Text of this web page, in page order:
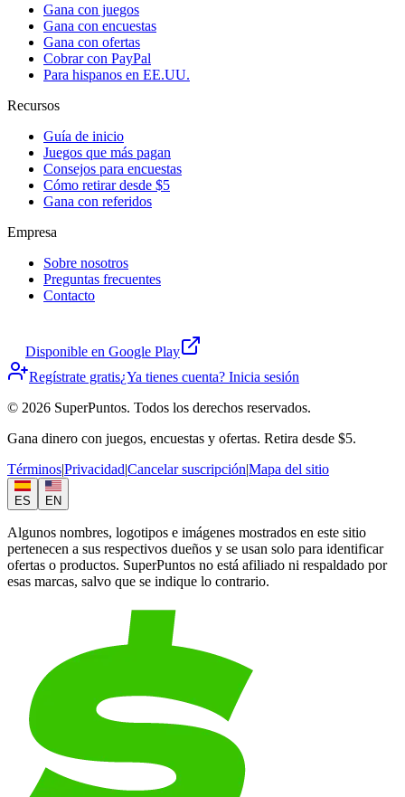
Gana con juegos
Gana con encuestas
Gana con ofertas
Cobrar con PayPal
Para hispanos en EE.UU.
Recursos
Guía de inicio
Juegos que más pagan
Consejos para encuestas
Cómo retirar desde $5
Gana con referidos
Empresa
Sobre nosotros
Preguntas frecuentes
Contacto
Disponible en Google Play
Regístrate gratis¿Ya tienes cuenta? Inicia sesión
© 2026 SuperPuntos. Todos los derechos reservados.
Gana dinero con juegos, encuestas y ofertas. Retira desde $5.
Términos|Privacidad|Cancelar suscripción|Mapa del sitio
ES EN
Algunos nombres, logotipos e imágenes mostrados en este sitio
pertenecen a sus respectivos dueños y se usan solo para identificar
ofertas o productos. SuperPuntos no está afiliado ni respaldado por
esas marcas, salvo que se indique lo contrario.